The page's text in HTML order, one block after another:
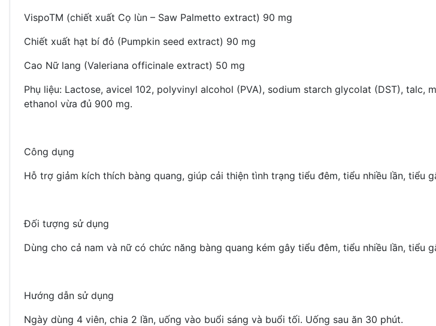
VispoTM (chiết xuất Cọ lùn – Saw Palmetto extract) 90 mg
Chiết xuất hạt bí đỏ (Pumpkin seed extract) 90 mg
Cao Nữ lang (Valeriana officinale extract) 50 mg
Phụ liệu: Lactose, avicel 102, polyvinyl alcohol (PVA), sodium starch glycolat (DST), talc,
ethanol vừa đủ 900 mg.
Công dụng
Hỗ trợ giảm kích thích bàng quang, giúp cải thiện tình trạng tiểu đêm, tiểu nhiều lần, tiểu
Đối tượng sử dụng
Dùng cho cả nam và nữ có chức năng bàng quang kém gây tiểu đêm, tiểu nhiều lần, tiểu
Hướng dẫn sử dụng
Ngày dùng 4 viên, chia 2 lần, uống vào buổi sáng và buổi tối. Uống sau ăn 30 phút.